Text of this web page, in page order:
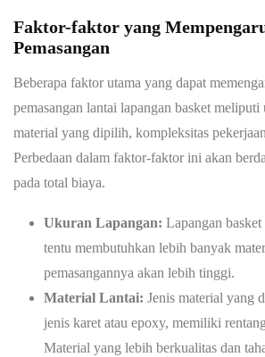
Faktor-faktor yang
Pemasangan
Beberapa faktor utama yang dapat
pemasangan lantai lapangan basket meliputi
material yang dipilih, kompleksitas
Perbedaan dalam faktor-faktor ini akan
pada total biaya.
Ukuran Lapangan: Lapangan
tentu membutuhkan lebih banyak
pemasangannya akan lebih tinggi.
Material Lantai: Jenis material yang
jenis karet atau epoxy, memiliki
Material yang lebih berkualitas dan